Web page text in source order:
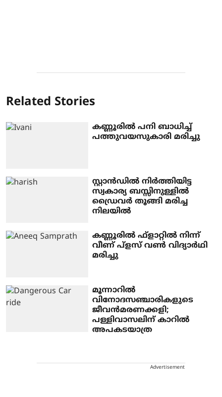
Related Stories
കണ്ണൂരിൽ പനി ബാധിച്ച്
പത്തുവയസുകാരി മരിച്ചു
സ്റ്റാൻഡിൽ നിർത്തിയിട്ട
സ്വകാര്യ ബസ്സിനുള്ളിൽ
ഡ്രൈവർ തൂങ്ങി മരിച്ച
നിലയിൽ
കണ്ണൂരിൽ ഫ്ളാറ്റിൽ നിന്ന്
വീണ് പ്ളസ് വൺ വിദ്യാർഥി
മരിച്ചു
മൂന്നാറിൽ
വിനോദസഞ്ചാരികളുടെ
ജീവൻമരണക്കളി;
പള്ളിവാസലിന് കാറിൽ
അപകടയാത്ര
Advertisement